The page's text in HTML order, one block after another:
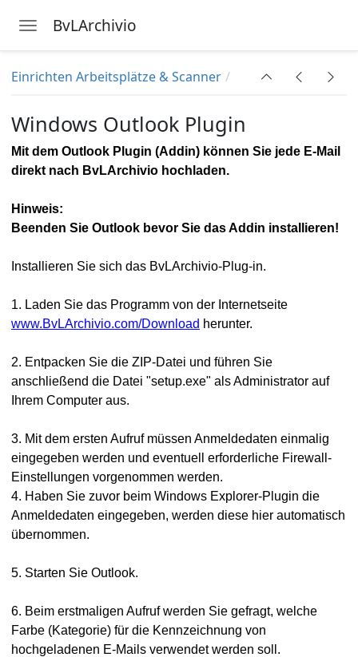
Toggle navigation
BvLArchivio
in BvLArchivio
Metadatei
Archivierung einrichten
Einrichten Arbeitsplätze & Scanner
Windows Outlook Plugin
Mit dem Outlook Plugin (Addin) können Sie jede E-Mail
direkt nach BvLArchivio hochladen.
Hinweis:
Beenden Sie Outlook bevor Sie das Addin installieren!
Installieren Sie sich das BvLArchivio-Plug-in.
1. Laden Sie das Programm von der Internetseite
www.BvLArchivio.com/Download herunter.
2. Entpacken Sie die ZIP-Datei und führen Sie
anschließend die Datei "setup.exe" als Administrator auf
Ihrem Computer aus.
3. Mit dem ersten Aufruf müssen Anmeldedaten einmalig
eingegeben werden und eventuell erforderliche Firewall-
Einstellungen vorgenommen werden.
4. Haben Sie zuvor beim Windows Explorer-Plugin die
Anmeldedaten eingegeben, werden diese hier automatisch
übernommen.
5. Starten Sie Outlook.
6. Beim erstmaligen Aufruf werden Sie gefragt, welche
Farbe (Kategorie) für die Kennzeichnung von
hochgeladenen E-Mails verwendet werden soll.